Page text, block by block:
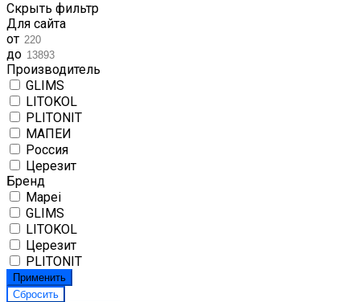
Скрыть фильтр
Для сайта
от
до
Производитель
GLIMS
LITOKOL
PLITONIT
МАПЕИ
Россия
Церезит
Бренд
Mapei
GLIMS
LITOKOL
Церезит
PLITONIT